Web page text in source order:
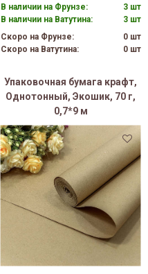
В наличии на Фрунзе:
3 шт
В наличии на Ватутина:
3 шт
Скоро на Фрунзе:
0 шт
Скоро на Ватутина:
0 шт
Упаковочная бумага крафт,
Однотонный, Экошик, 70 г,
0,7*9 м